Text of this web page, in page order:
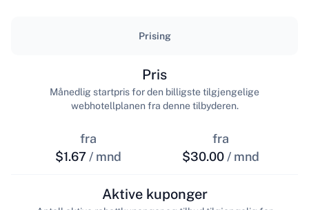
Prising
fra
$1.67 / mnd
Pris
Månedlig startpris for den billigste tilgjengelige
webhotellplanen fra denne tilbyderen.
fra
$30.00 / mnd
Aktive kuponger